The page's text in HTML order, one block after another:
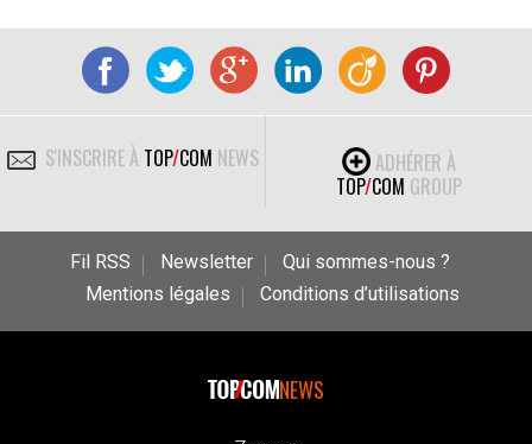
S'INSCRIRE À TOP/COM NEWS
ADHÉRER À
TOP/COM GROUP
Fil RSS Newsletter
Qui sommes-nous ?
Mentions légales
Conditions d’utilisations
NEWS